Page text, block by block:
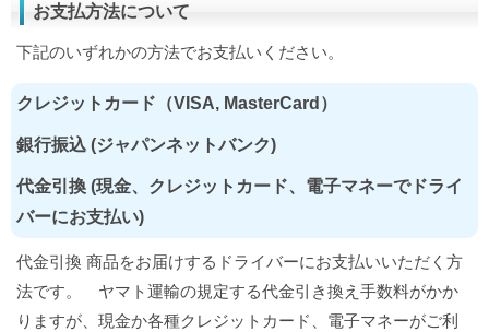
お支払方法について
下記のいずれかの方法でお支払いください。
クレジットカード（VISA, MasterCard）
銀行振込 (ジャパンネットバンク)
代金引換 (現金、クレジットカード、電子マネーでドライ
バーにお支払い)
代金引換 商品をお届けするドライバーにお支払いいただく方
法です。 ヤマト運輸の規定する代金引き換え手数料がかか
りますが、現金か各種クレジットカード、電子マネーがご利